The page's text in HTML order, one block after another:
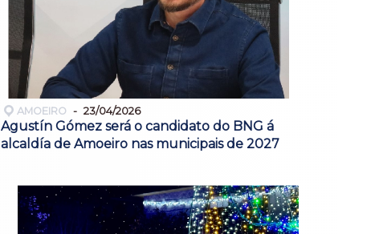
AMOEIRO 23/04/2026
Agustín Gómez será o candidato do BNG á
alcaldía de Amoeiro nas municipais de 2027